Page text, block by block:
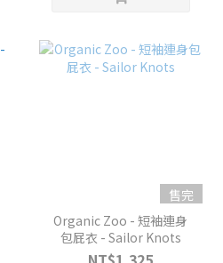
售完
Organic Zoo - 短袖連身
包屁衣 - Sailor Knots